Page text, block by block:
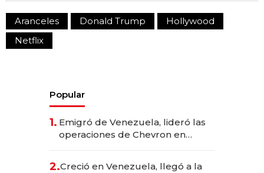
Aranceles Donald Trump
Hollywood
Netflix
Popular
1. Emigró de Venezuela, lideró las
operaciones de Chevron en
2.Creció en Venezuela, llegó a la